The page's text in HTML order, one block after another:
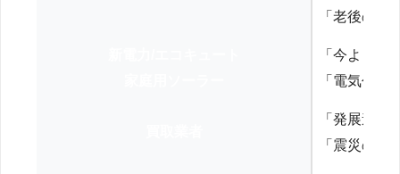
「老後の
「今より
「電気代を
「発展途
「震災の